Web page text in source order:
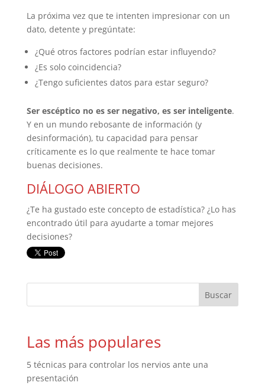
La próxima vez que te intenten impresionar con un
dato, detente y pregúntate:
¿Qué otros factores podrían estar influyendo?
¿Es solo coincidencia?
¿Tengo suficientes datos para estar seguro?
Ser escéptico no es ser negativo, es ser inteligente.
Y en un mundo rebosante de información (y
desinformación), tu capacidad para pensar
críticamente es lo que realmente te hace tomar
buenas decisiones.
DIÁLOGO ABIERTO
¿Te ha gustado este concepto de estadística? ¿Lo has
encontrado útil para ayudarte a tomar mejores
decisiones?
Las más populares
5 técnicas para controlar los nervios ante una
presentación